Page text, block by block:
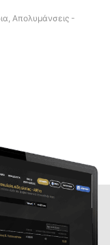
Απολυμάνσεις -